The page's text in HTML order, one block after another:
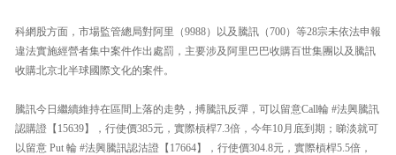
科網股方面，市場監管總局對阿里（9988）以及騰訊（700）等28宗未依法申報
違法實施經營者集中案件作出處罰，主要涉及阿里巴巴收購百世集團以及騰訊
收購北京北半球國際文化的案件。
騰訊今日繼續維持在區間上落的走勢，搏騰訊反彈，可以留意Call輪 #法興騰訊
認購證【15639】，行使價385元，實際槓桿7.3倍，今年10月底到期；睇淡就可
以留意 Put 輪 #法興騰訊認沽證【17664】，行使價304.8元，實際槓桿5.5倍，